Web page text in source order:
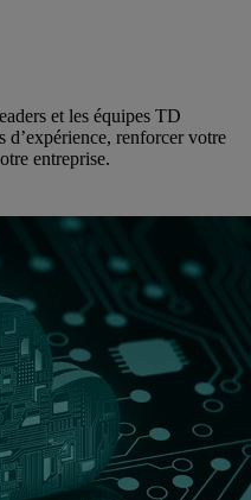
et les équipes TD
renforcer votre
entreprise.